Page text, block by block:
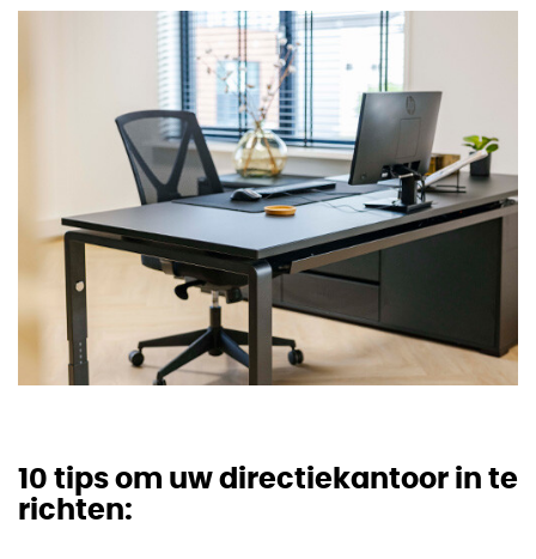
10 tips om uw directiekantoor in te
richten: